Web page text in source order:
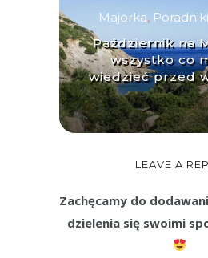
Majorka, Poradniki
Październik na
wszystko co
wiedzieć przed
LEAVE A
Zachęcamy do
dzielenia się swoimi